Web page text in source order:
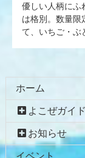
優しい人柄にふ
は格別。数量限
て、いちご・ぶ
ツ
先
ホーム
よこぜガイド
お知らせ
イベント